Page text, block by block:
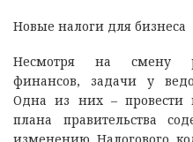
Новые налоги для бизнеса
Несмотря на смену
финансов, задачи у
Одна из них – провести
плана правительства